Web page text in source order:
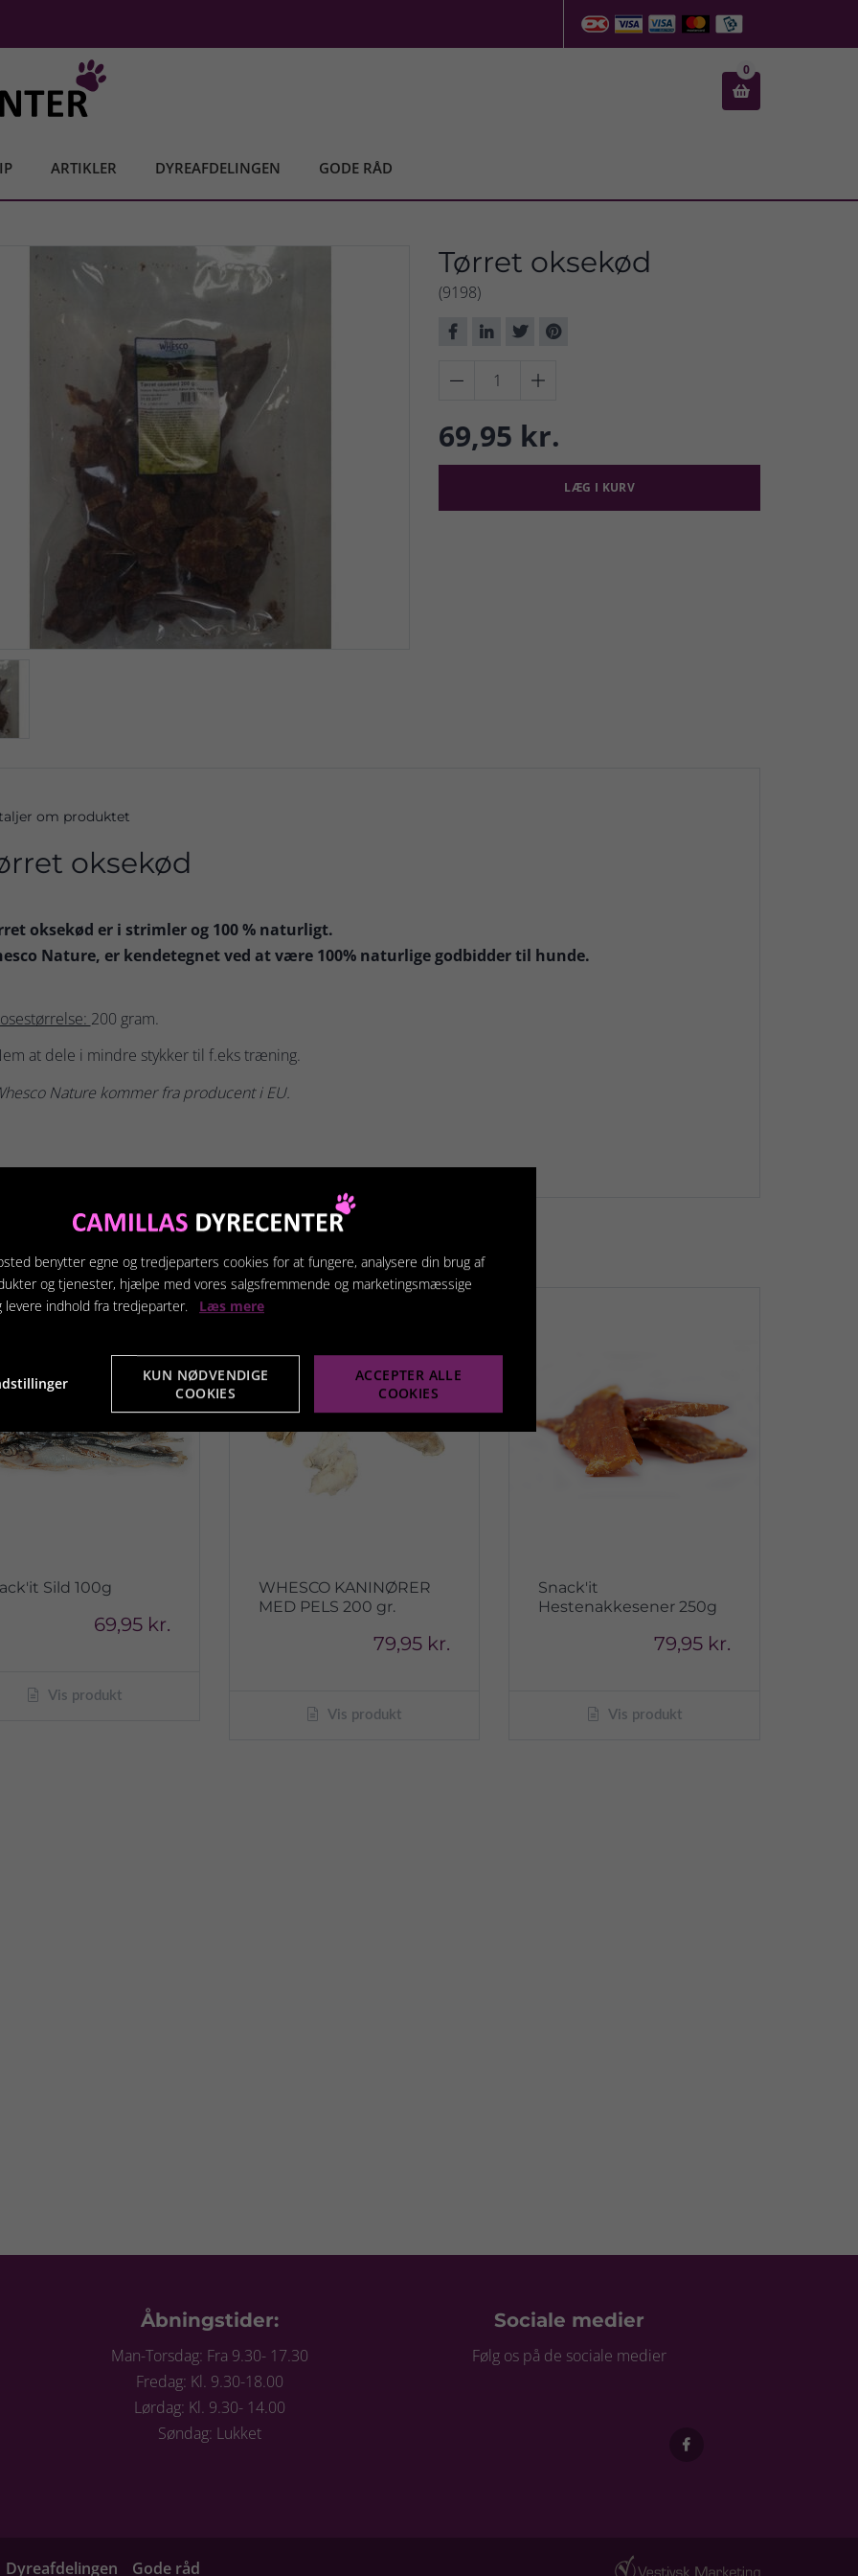

0
ARTIKLER DYREAFDELINGEN GODE RÅD
Tørret oksekød
(9198)
 
69,95 kr.
LÆG I KURV
om produktet
oksekød
oksekød er i strimler og 100 % naturligt.
Nature, er kendetegnet ved at være 100% naturlige godbidder til hunde.
200 gram.
at dele i mindre stykker til f.eks træning.
Nature kommer fra producent i EU.
produkter
Sild 100g
69,95 kr.
Vis produkt
WHESCO KANINØRER
MED PELS 200 gr.
79,95 kr.
Vis produkt
Snack'it
Hestenakkesener 250g
79,95 kr.
Vis produkt
Åbningstider:
Man-Torsdag: Fra 9.30- 17.30
Fredag: Kl. 9.30-18.00
Lørdag: Kl. 9.30- 14.00
Søndag: Lukket
Sociale medier
Følg os på de sociale medier
Dyreafdelingen Gode råd
benytter egne og tredjeparters cookies for at fungere, analysere din brug af
og tjenester, hjælpe med vores salgsfremmende og marketingsmæssige
levere indhold fra tredjeparter. Læs mere
KUN NØDVENDIGE
COOKIES
ACCEPTER ALLE
COOKIES